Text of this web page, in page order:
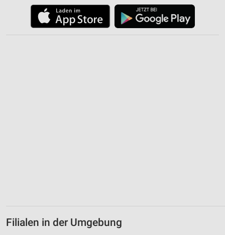
Filialen in der Umgebung
Erstellung von Profilen für personalisierte
Werbung